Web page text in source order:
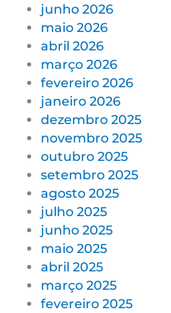
junho 2026
maio 2026
abril 2026
março 2026
fevereiro 2026
janeiro 2026
dezembro 2025
novembro 2025
outubro 2025
setembro 2025
agosto 2025
julho 2025
junho 2025
maio 2025
abril 2025
março 2025
fevereiro 2025